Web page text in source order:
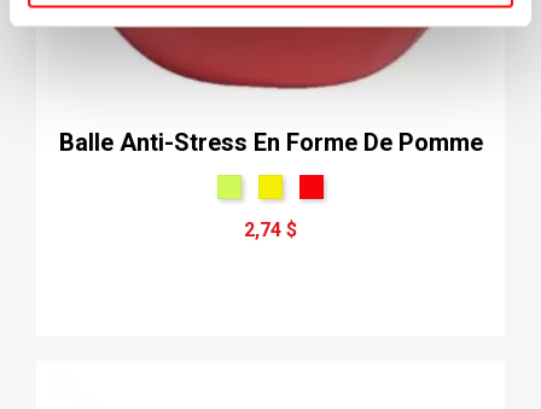
Balle Anti-Stress En Forme De Pomme
2,74 $